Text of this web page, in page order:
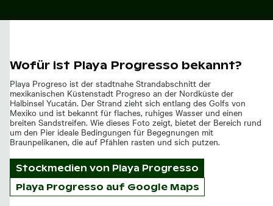
Wofür ist Playa Progresso bekannt?
Playa Progreso ist der stadtnahe Strandabschnitt der
mexikanischen Küstenstadt Progreso an der Nordküste der
Halbinsel Yucatán. Der Strand zieht sich entlang des Golfs von
Mexiko und ist bekannt für flaches, ruhiges Wasser und einen
breiten Sandstreifen. Wie dieses Foto zeigt, bietet der Bereich rund
um den Pier ideale Bedingungen für Begegnungen mit
Braunpelikanen, die auf Pfählen rasten und sich putzen.
Stockmedien von Playa Progresso
Playa Progresso auf Google Maps